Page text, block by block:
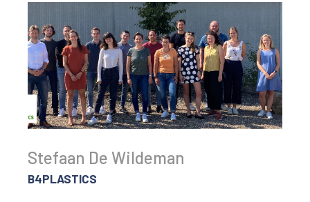
Stefaan De Wildeman
B4PLASTICS